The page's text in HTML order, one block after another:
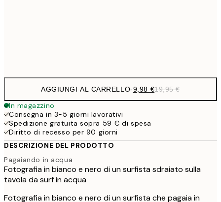
AGGIUNGI AL CARRELLO-9,98 €19,95 €
In magazzino
Consegna in 3-5 giorni lavorativi
Spedizione gratuita sopra 59 € di spesa
Diritto di recesso per 90 giorni
DESCRIZIONE DEL PRODOTTO
Pagaiando in acqua
Fotografia in bianco e nero di un surfista sdraiato sulla
tavola da surf in acqua
Fotografia in bianco e nero di un surfista che pagaia in